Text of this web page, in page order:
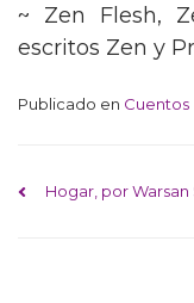
~ Zen Flesh,
escritos Zen y
Publicado en Cuentos
Hogar, por Warsan